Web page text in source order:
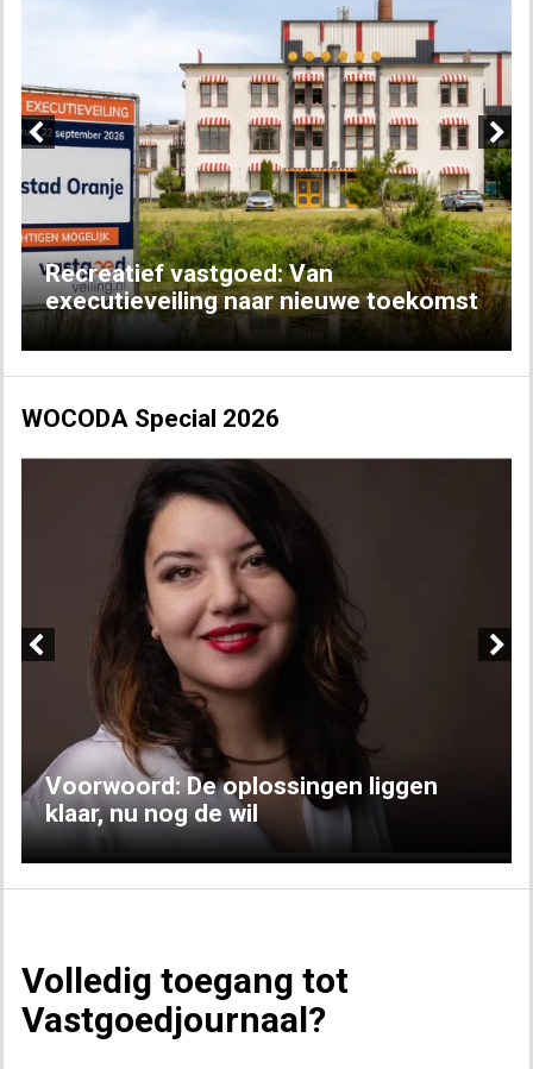
Recreatief vastgoed: Van
executieveiling naar nieuwe toekomst
Next
WOCODA Special 2026
Voorwoord: De oplossingen liggen
klaar, nu nog de wil
Volledig toegang tot
Vastgoedjournaal?